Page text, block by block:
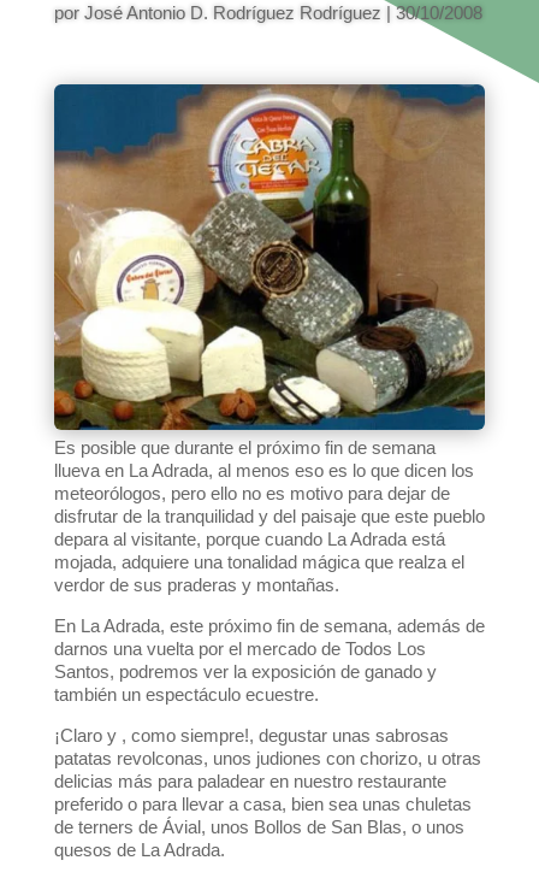
por José Antonio D. Rodríguez Rodríguez |30/10/2008
Es posible que durante el próximo fin de semana
llueva en La Adrada, al menos eso es lo que dicen los
meteorólogos, pero ello no es motivo para dejar de
disfrutar de la tranquilidad y del paisaje que este pueblo
depara al visitante, porque cuando La Adrada está
mojada, adquiere una tonalidad mágica que realza el
verdor de sus praderas y montañas.
En La Adrada, este próximo fin de semana, además de
darnos una vuelta por el mercado de Todos Los
Santos, podremos ver la exposición de ganado y
también un espectáculo ecuestre.
¡Claro y , como siempre!, degustar unas sabrosas
patatas revolconas, unos judiones con chorizo, u otras
delicias más para paladear en nuestro restaurante
preferido o para llevar a casa, bien sea unas chuletas
de terners de Ávial, unos Bollos de San Blas, o unos
quesos de La Adrada.